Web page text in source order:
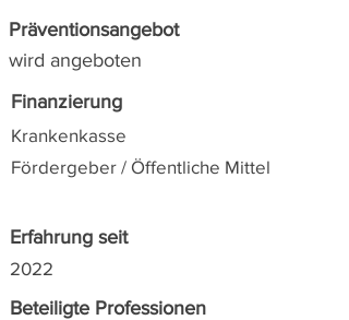
Präventionsangebot
wird angeboten
Finanzierung
Krankenkasse
Fördergeber / Öffentliche Mittel
Erfahrung seit
2022
Beteiligte Professionen